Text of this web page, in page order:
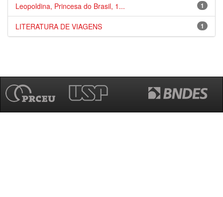
1
Leopoldina, Princesa do Brasil, 1...
1
LITERATURA DE VIAGENS